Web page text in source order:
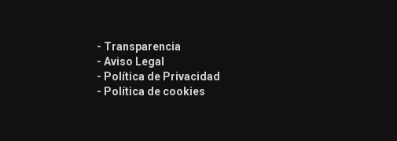
- Transparencia
- Aviso Legal
- Política de Privacidad
- Política de cookies